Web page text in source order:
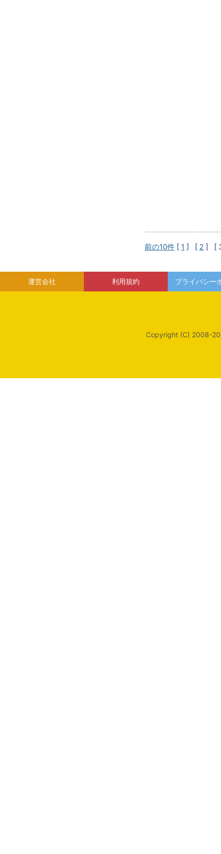
前の10件 [ 1 ] [ 2 ] [
運営会社 利用規約 プライバシー
Copyright (C) 2008-